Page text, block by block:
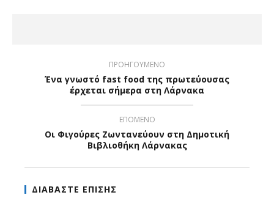
ΠΡΟΗΓΟΥΜΕΝΟ
Ένα γνωστό fast food της πρωτεύουσας
έρχεται σήμερα στη Λάρνακα
ΕΠΟΜΕΝΟ
Οι Φιγούρες Ζωντανεύουν στη Δημοτική
Βιβλιοθήκη Λάρνακας
ΔΙΑΒΑΣΤΕ ΕΠΙΣΗΣ